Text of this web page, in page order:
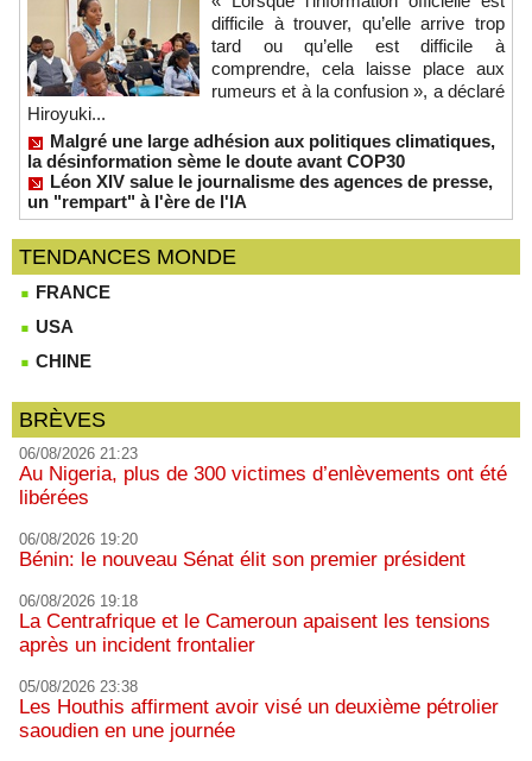
difficile à trouver, qu’elle arrive trop
tard ou qu’elle est difficile à
comprendre, cela laisse place aux
rumeurs et à la confusion », a déclaré
Hiroyuki...
Malgré une large adhésion aux politiques climatiques,
la désinformation sème le doute avant COP30
Léon XIV salue le journalisme des agences de presse,
un "rempart" à l'ère de l'IA
TENDANCES MONDE
FRANCE
USA
CHINE
BRÈVES
06/08/2026 21:23
Au Nigeria, plus de 300 victimes d’enlèvements ont été
libérées
06/08/2026 19:20
Bénin: le nouveau Sénat élit son premier président
06/08/2026 19:18
La Centrafrique et le Cameroun apaisent les tensions
après un incident frontalier
05/08/2026 23:38
Les Houthis affirment avoir visé un deuxième pétrolier
saoudien en une journée